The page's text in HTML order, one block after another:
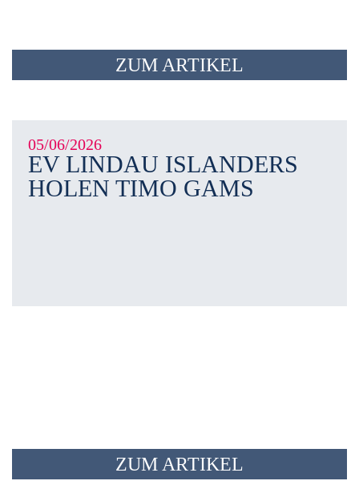
ZUM ARTIKEL
05/06/2026
EV LINDAU ISLANDERS
HOLEN TIMO GAMS
ZUM ARTIKEL